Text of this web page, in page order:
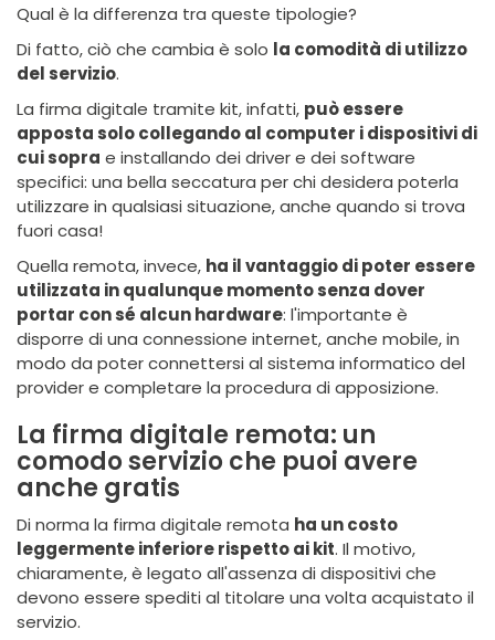
Qual è la differenza tra queste tipologie?
Di fatto, ciò che cambia è solo la comodità di utilizzo
del servizio.
La firma digitale tramite kit, infatti, può essere
apposta solo collegando al computer i dispositivi di
cui sopra e installando dei driver e dei software
specifici: una bella seccatura per chi desidera poterla
utilizzare in qualsiasi situazione, anche quando si trova
fuori casa!
Quella remota, invece, ha il vantaggio di poter essere
utilizzata in qualunque momento senza dover
portar con sé alcun hardware: l'importante è
disporre di una connessione internet, anche mobile, in
modo da poter connettersi al sistema informatico del
provider e completare la procedura di apposizione.
La firma digitale remota: un
comodo servizio che puoi avere
anche gratis
Di norma la firma digitale remota ha un costo
leggermente inferiore rispetto ai kit. Il motivo,
chiaramente, è legato all'assenza di dispositivi che
devono essere spediti al titolare una volta acquistato il
servizio.